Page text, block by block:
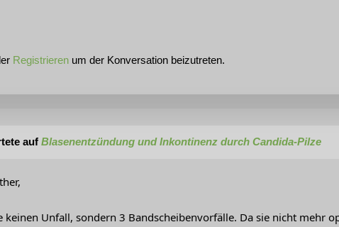
Registrieren um der Konversation beizutreten.
auf Blasenentzündung und Inkontinenz durch Candida-Pilze
keinen Unfall, sondern 3 Bandscheibenvorfälle. Da sie nicht mehr